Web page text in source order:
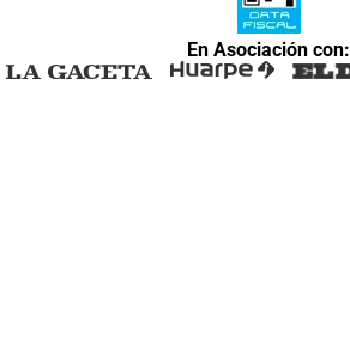
En Asociación con: